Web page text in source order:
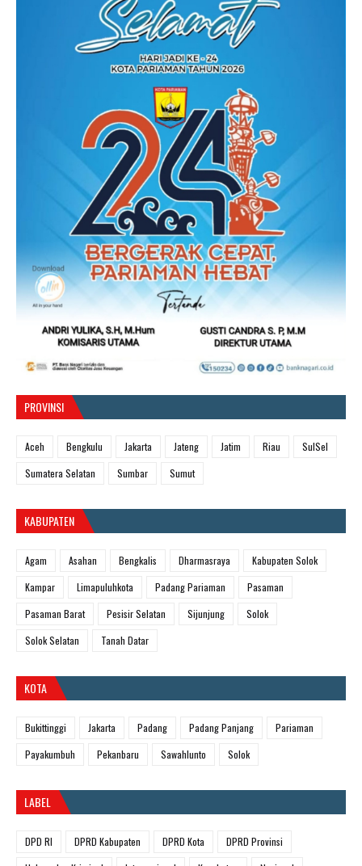
PROVINSI
Aceh Bengkulu Jakarta Jateng Jatim Riau
SulSel
Sumatera Selatan
Sumbar Sumut
KABUPATEN
Agam Asahan Bengkalis Dharmasraya
Kabupaten Solok
Kampar
Limapuluhkota Padang Pariaman
Pasaman
Pasaman Barat
Pesisir Selatan Sijunjung
Solok
Solok Selatan
Tanah Datar
KOTA
Bukittinggi Jakarta Padang Padang Panjang
Pariaman
Payakumbuh
Pekanbaru Sawahlunto Solok
LABEL
DPD RI DPRD Kabupaten DPRD Kota
DPRD Provinsi